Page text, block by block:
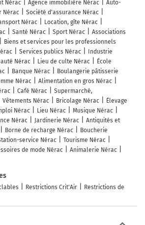
Nérac
Agence immobilière Nérac
Auto-
Nérac
Société d'assurance Nérac
Nérac
Location, gîte Nérac
Santé Nérac Sport Nérac
Associations
Biens et services pour les professionnels
Services publics Nérac
Industrie
Nérac Lieu de culte Nérac
École
Banque Nérac
Boulangerie pâtisserie
Nérac
Alimentation en gros Nérac
Café Nérac
Supermarché,
Vêtements Nérac Bricolage Nérac
Élevage
Nérac Lieu Nérac
Musique Nérac
Nérac Jardinerie Nérac
Antiquités et
Borne de recharge Nérac
Boucherie
service Nérac
Tourisme Nérac
de mode Nérac
Animalerie Nérac
Restrictions Crit'Air
Restrictions de